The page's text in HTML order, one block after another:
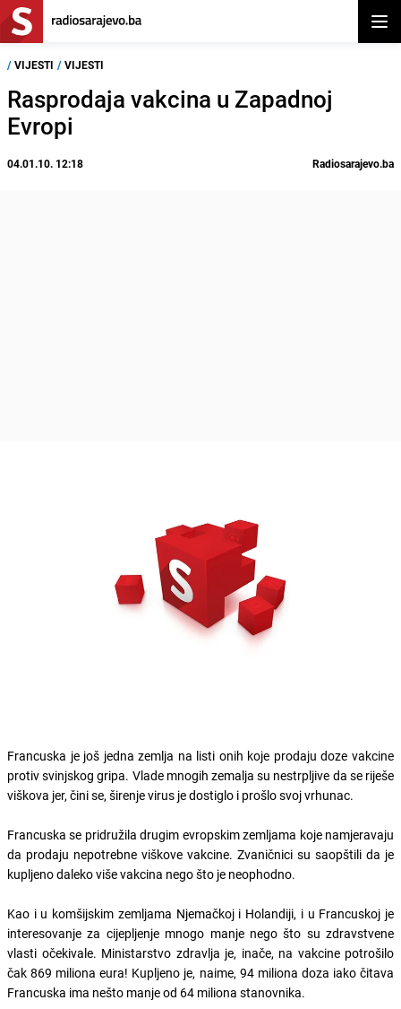
/ VIJESTI / VIJESTI
Rasprodaja vakcina u Zapadnoj
Evropi
04.01.10. 12:18 Radiosarajevo.ba
Francuska je još jedna zemlja na listi onih koje prodaju doze vakcine
protiv svinjskog gripa. Vlade mnogih zemalja su nestrpljive da se riješe
viškova jer, čini se, širenje virus je dostiglo i prošlo svoj vrhunac.
Francuska se pridružila drugim evropskim zemljama koje namjeravaju
da prodaju nepotrebne viškove vakcine. Zvaničnici su saopštili da je
kupljeno daleko više vakcina nego što je neophodno.
Kao i u komšijskim zemljama Njemačkoj i Holandiji, i u Francuskoj je
interesovanje za cijepljenje mnogo manje nego što su zdravstvene
vlasti očekivale. Ministarstvo zdravlja je, inače, na vakcine potrošilo
čak 869 miliona eura! Kupljeno je, naime, 94 miliona doza iako čitava
Francuska ima nešto manje od 64 miliona stanovnika.